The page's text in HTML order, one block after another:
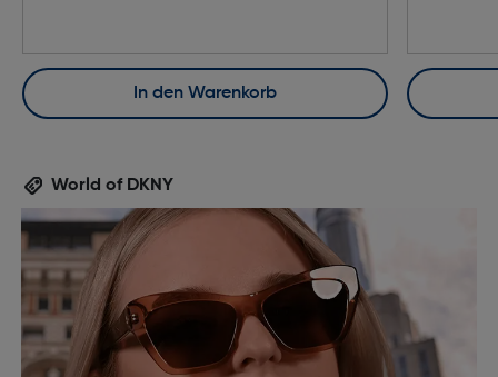
In den Warenkorb
World of DKNY